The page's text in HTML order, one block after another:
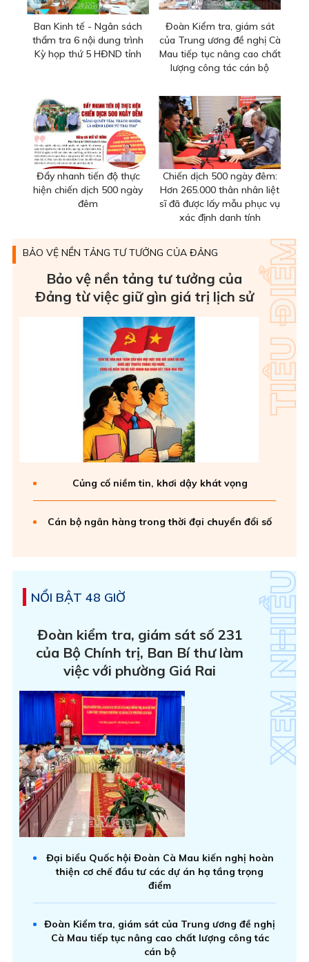
Ban Kinh tế - Ngân sách
thẩm tra 6 nội dung trình
Kỳ họp thứ 5 HĐND tỉnh
Đoàn Kiểm tra, giám sát
của Trung ương đề nghị Cà
Mau tiếp tục nâng cao chất
lượng công tác cán bộ
Đẩy nhanh tiến độ thực
hiện chiến dịch 500 ngày
đêm
Chiến dịch 500 ngày đêm:
Hơn 265.000 thân nhân liệt
sĩ đã được lấy mẫu phục vụ
xác định danh tính
BẢO VỆ NỀN TẢNG TƯ TƯỞNG CỦA ĐẢNG
Bảo vệ nền tảng tư tưởng của
Ðảng từ việc giữ gìn giá trị lịch sử
Củng cố niềm tin, khơi dậy khát vọng
Cán bộ ngân hàng trong thời đại chuyển đổi số
NỔI BẬT 48 GIỜ
Đoàn kiểm tra, giám sát số 231
của Bộ Chính trị, Ban Bí thư làm
việc với phường Giá Rai
Đại biểu Quốc hội Đoàn Cà Mau kiến nghị hoàn
thiện cơ chế đầu tư các dự án hạ tầng trọng
điểm
Đoàn Kiểm tra, giám sát của Trung ương đề nghị
Cà Mau tiếp tục nâng cao chất lượng công tác
cán bộ